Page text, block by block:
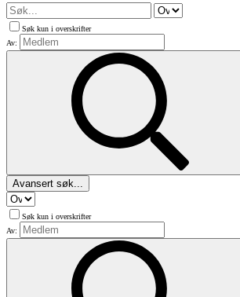
Søk kun i overskrifter
Av:
Avansert søk...
Søk kun i overskrifter
Av: